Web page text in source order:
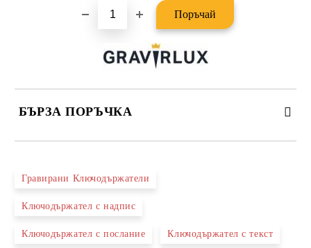
БЪРЗА ПОРЪЧКА
Ние ще се свържем с вас в рамките на работния ден.
Гравирани Ключодържатели
Ключодържател с надпис
Ключодържател с послание Ключодържател с текст